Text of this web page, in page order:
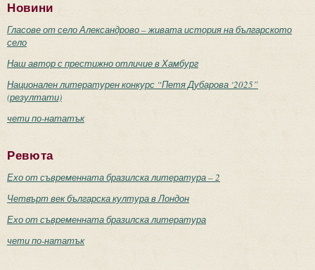
Новини
Гласове от село Александрово – живата история на българското
село
Наш автор с престижно отличие в Хамбург
Национален литературен конкурс “Петя Дубарова ‘2025”
(резултати)
чети по-нататък
Ревюта
Ехо от съвременната бразилска литература – 2
Четвърт век българска култура в Лондон
Ехо от съвременната бразилска литература
чети по-нататък